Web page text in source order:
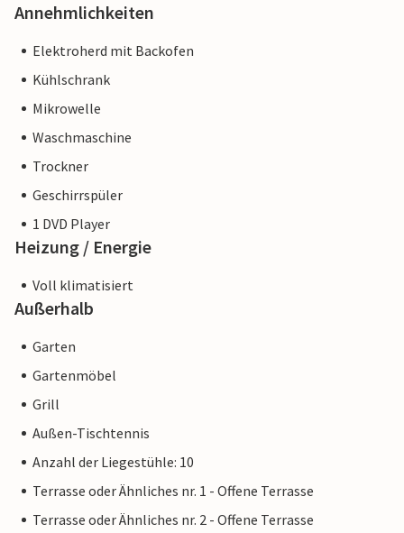
Annehmlichkeiten
Elektroherd mit Backofen
Kühlschrank
Mikrowelle
Waschmaschine
Trockner
Geschirrspüler
1 DVD Player
Heizung / Energie
Voll klimatisiert
Außerhalb
Garten
Gartenmöbel
Grill
Außen-Tischtennis
Anzahl der Liegestühle: 10
Terrasse oder Ähnliches nr. 1 - Offene Terrasse
Terrasse oder Ähnliches nr. 2 - Offene Terrasse